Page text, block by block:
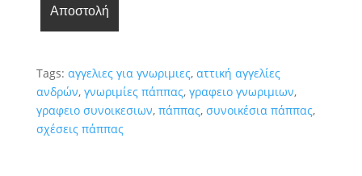
Tags: αγγελιες για γνωριμιες, αττική αγγελίες
ανδρών, γνωριμίες πάππας, γραφειο γνωριμιων,
γραφειο συνοικεσιων, πάππας, συνοικέσια πάππας,
σχέσεις πάππας